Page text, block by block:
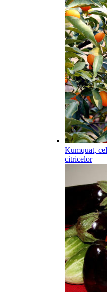
Kumquat,
citricelor